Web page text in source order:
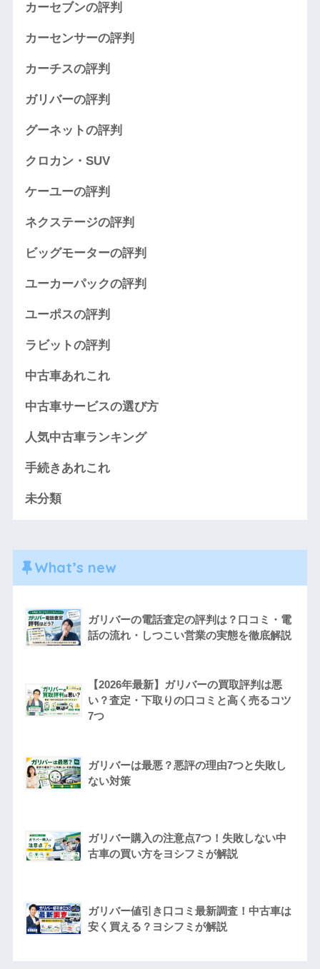
カーセブンの評判
カーセンサーの評判
カーチスの評判
ガリバーの評判
グーネットの評判
クロカン・SUV
ケーユーの評判
ネクステージの評判
ビッグモーターの評判
ユーカーパックの評判
ユーポスの評判
ラビットの評判
中古車あれこれ
中古車サービスの選び方
人気中古車ランキング
手続きあれこれ
未分類
What’s new
ガリバーの電話査定の評判は？口コミ・電
話の流れ・しつこい営業の実態を徹底解説
【2026年最新】ガリバーの買取評判は悪
い？査定・下取りの口コミと高く売るコツ
7つ
ガリバーは最悪？悪評の理由7つと失敗し
ない対策
ガリバー購入の注意点7つ！失敗しない中
古車の買い方をヨシフミが解説
ガリバー値引き口コミ最新調査！中古車は
安く買える？ヨシフミが解説